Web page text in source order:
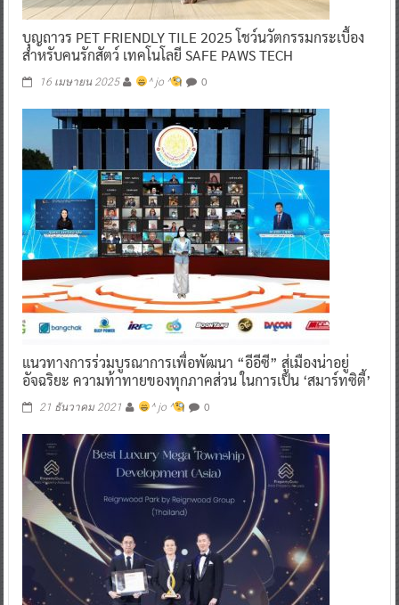
บุญถาวร PET FRIENDLY TILE 2025 โชว์นวัตกรรมกระเบื้อง
สำหรับคนรักสัตว์ เทคโนโลยี SAFE PAWS TECH
16 เมษายน 2025 ^ jo ^ 0
แนวทางการร่วมบูรณาการเพื่อพัฒนา “อีอีซี” สู่เมืองน่าอยู่
อัจฉริยะ ความท้าทายของทุกภาคส่วน ในการเป็น ‘สมาร์ทซิตี้’
21 ธันวาคม 2021 ^ jo ^ 0